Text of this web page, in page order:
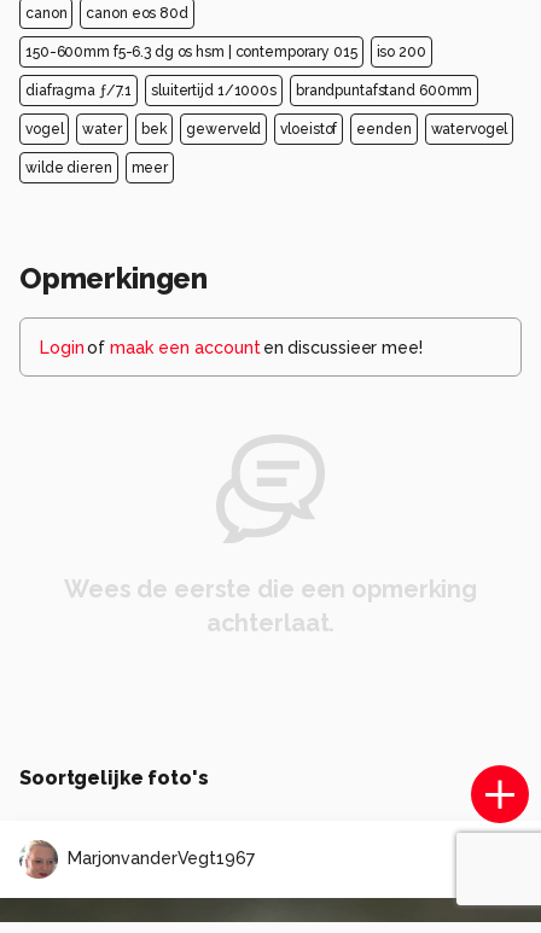
canon canon eos 80d
150-600mm f5-6.3 dg os hsm | contemporary 015 iso 200
diafragma ƒ/7.1 sluitertijd 1/1000s brandpuntafstand 600mm
vogel water bek gewerveld vloeistof eenden watervogel
wilde dieren meer
Opmerkingen
Loginof maak een account en discussieer mee!
Wees de eerste die een opmerking
achterlaat.
Soortgelijke foto's
MarjonvanderVegt1967